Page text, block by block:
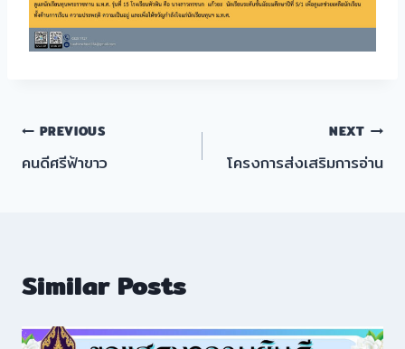
แนะแนว
เรื่อง
PREVIOUS
คนดีศรีฟ้าขาว
NEXT
โครงการส่งเสริมการอ่าน
Similar Posts